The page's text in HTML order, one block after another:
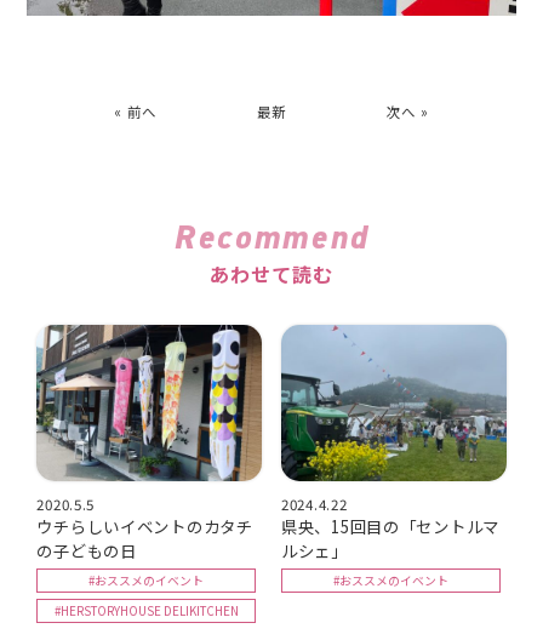
« 前へ 最新 次へ »
Recommend
あわせて読む
2020.5.5
ウチらしいイベントのカタチ
の子どもの日
#おススメのイベント
#HERSTORYHOUSE DELIKITCHEN
2024.4.22
県央、15回目の「セントルマ
ルシェ」
#おススメのイベント